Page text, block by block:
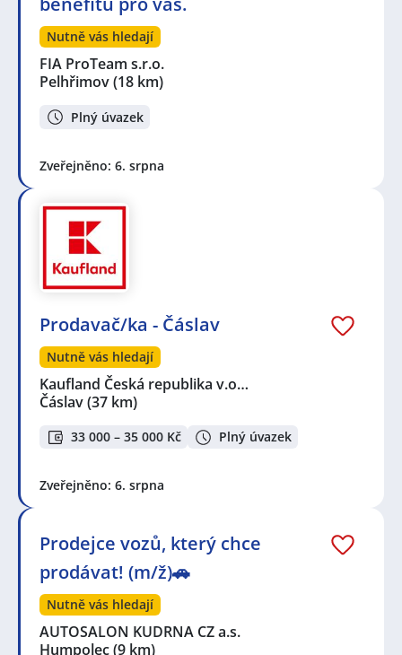
Nutně vás hledají
FIA ProTeam s.r.o.
Pelhřimov(18 km)
Plný úvazek
Zveřejněno: 6. srpna
Prodavač/ka - Čáslav
Nutně vás hledají
Kaufland Česká republika v.o…
Čáslav(37 km)
33 000 – 35 000 Kč Plný úvazek
Zveřejněno: 6. srpna
Prodejce vozů, který chce
prodávat! (m/ž)🚗
Nutně vás hledají
AUTOSALON KUDRNA CZ a.s.
Humpolec(9 km)